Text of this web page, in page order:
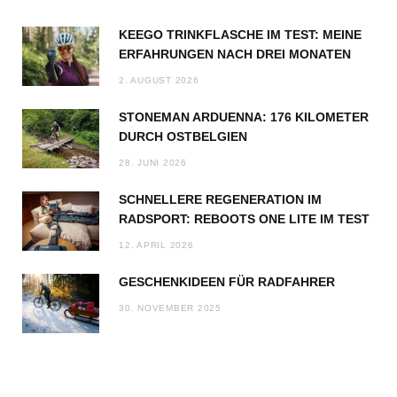
KEEGO TRINKFLASCHE IM TEST: MEINE
ERFAHRUNGEN NACH DREI MONATEN
2. AUGUST 2026
STONEMAN ARDUENNA: 176 KILOMETER
DURCH OSTBELGIEN
28. JUNI 2026
SCHNELLERE REGENERATION IM
RADSPORT: REBOOTS ONE LITE IM TEST
12. APRIL 2026
GESCHENKIDEEN FÜR RADFAHRER
30. NOVEMBER 2025